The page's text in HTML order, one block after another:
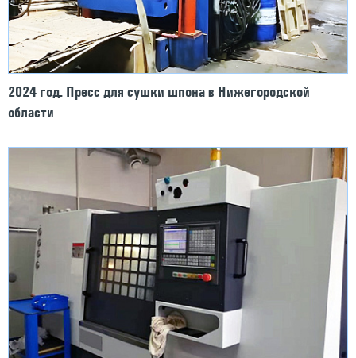
2024 год. Пресс для сушки шпона в Нижегородской
области